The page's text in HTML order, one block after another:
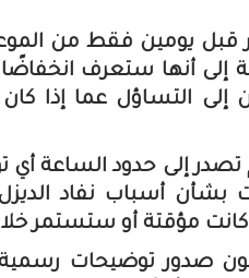
قبل يومين فقط من
التساؤل عما إذا كان
تصدر إلى حدود الساعة
بشأن أسباب نفاد
كانت مؤقتة أو ستستمر
صدور توضيحات